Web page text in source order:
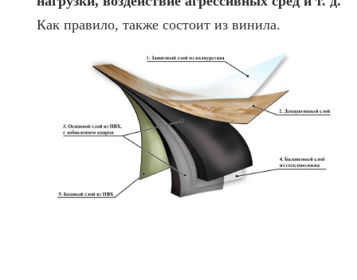
Как правило, также состоит из винила.